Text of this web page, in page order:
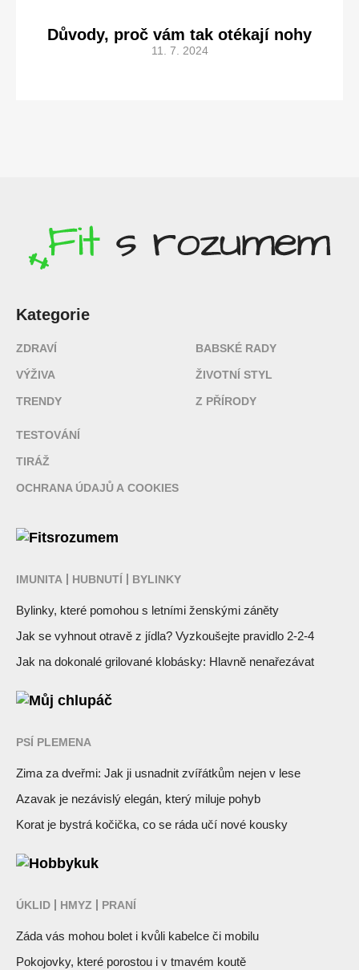
Důvody, proč vám tak otékají nohy
11. 7. 2024
Kategorie
ZDRAVÍ
VÝŽIVA
TRENDY
BABSKÉ RADY
ŽIVOTNÍ STYL
Z PŘÍRODY
TESTOVÁNÍ
TIRÁŽ
OCHRANA ÚDAJŮ A COOKIES
Fitsrozumem
IMUNITA HUBNUTÍ BYLINKY
Bylinky, které pomohou s letními ženskými záněty
Jak se vyhnout otravě z jídla? Vyzkoušejte pravidlo 2-2-4
Jak na dokonalé grilované klobásky: Hlavně nenařezávat
Můj chlupáč
PSÍ PLEMENA
Zima za dveřmi: Jak ji usnadnit zvířátkům nejen v lese
Azavak je nezávislý elegán, který miluje pohyb
Korat je bystrá kočička, co se ráda učí nové kousky
Hobbykuk
ÚKLID HMYZ PRANÍ
Záda vás mohou bolet i kvůli kabelce či mobilu
Pokojovky, které porostou i v tmavém koutě